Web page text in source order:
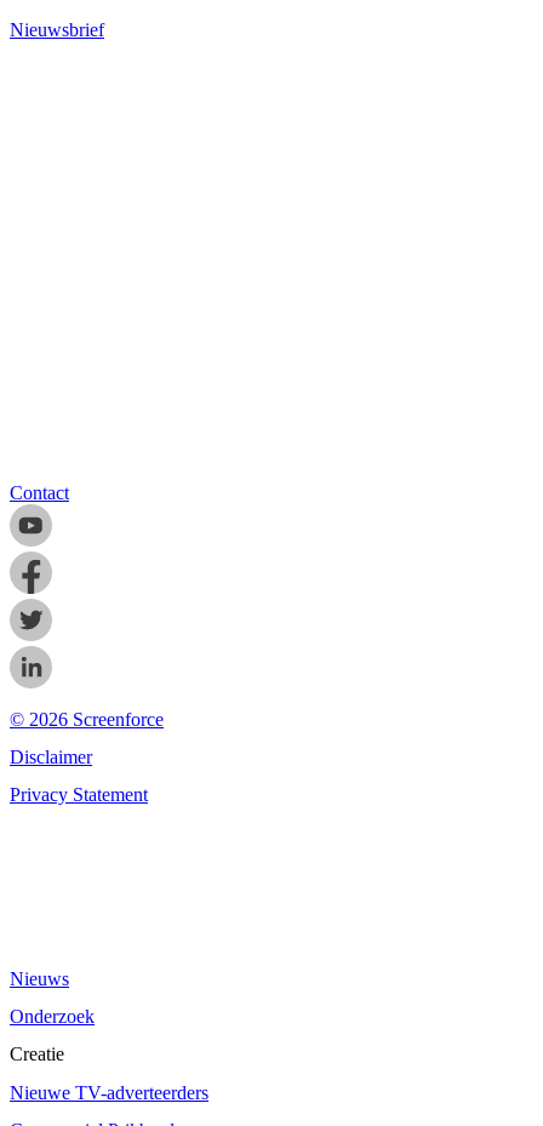
Nieuwsbrief
Contact
© 2026 Screenforce
Disclaimer
Privacy Statement
Nieuws
Onderzoek
Creatie
Nieuwe TV-adverteerders